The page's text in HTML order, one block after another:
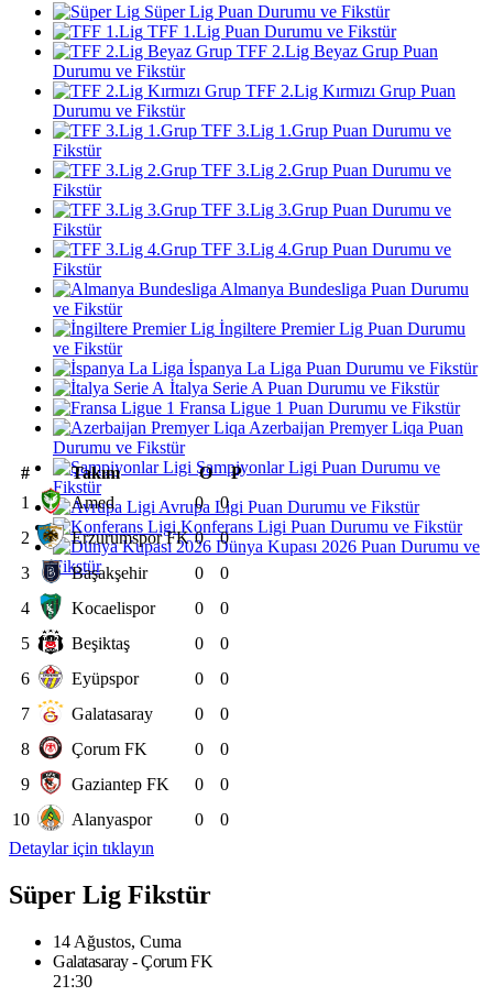
Süper Lig Puan Durumu ve Fikstür
TFF 1.Lig Puan Durumu ve Fikstür
TFF 2.Lig Beyaz Grup Puan
Durumu ve Fikstür
TFF 2.Lig Kırmızı Grup Puan
Durumu ve Fikstür
TFF 3.Lig 1.Grup Puan Durumu ve
Fikstür
TFF 3.Lig 2.Grup Puan Durumu ve
Fikstür
TFF 3.Lig 3.Grup Puan Durumu ve
Fikstür
TFF 3.Lig 4.Grup Puan Durumu ve
Fikstür
Almanya Bundesliga Puan Durumu
ve Fikstür
İngiltere Premier Lig Puan Durumu
ve Fikstür
İspanya La Liga Puan Durumu ve Fikstür
İtalya Serie A Puan Durumu ve Fikstür
Fransa Ligue 1 Puan Durumu ve Fikstür
Azerbaijan Premyer Liqa Puan
Durumu ve Fikstür
Şampiyonlar Ligi Puan Durumu ve
Fikstür
Avrupa Ligi Puan Durumu ve Fikstür
Konferans Ligi Puan Durumu ve Fikstür
Dünya Kupası 2026 Puan Durumu ve
Fikstür
# Takım O
P
1
Amed 0
0
2
Erzurumspor FK 0
0
3
Başakşehir 0
0
4
Kocaelispor 0
0
5
Beşiktaş 0
0
6
Eyüpspor 0
0
7
Galatasaray 0
0
8
Çorum FK 0
0
9
Gaziantep FK 0
0
10
Alanyaspor 0
0
Detaylar için tıklayın
Süper Lig Fikstür
14 Ağustos, Cuma
Galatasaray - Çorum FK
21:30